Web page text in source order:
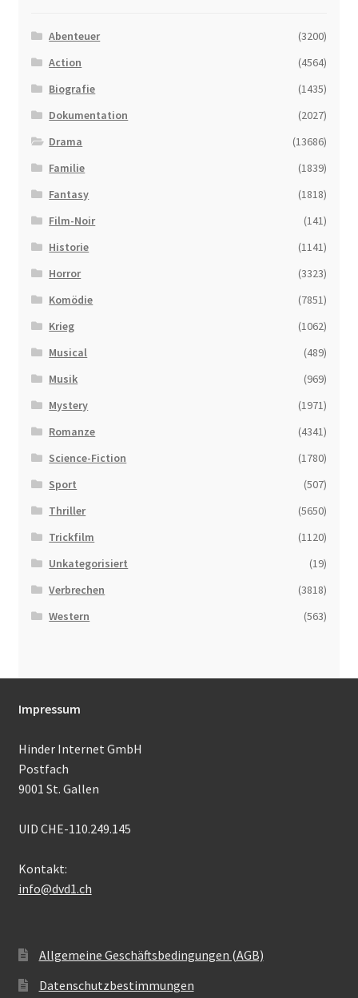
Abenteuer
(3200)
Action
(4564)
Biografie
(1435)
Dokumentation
(2027)
Drama
(13686)
Familie
(1839)
Fantasy
(1818)
Film-Noir
(141)
Historie
(1141)
Horror
(3323)
Komödie
(7851)
Krieg
(1062)
Musical
(489)
Musik
(969)
Mystery
(1971)
Romanze
(4341)
Science-Fiction
(1780)
Sport
(507)
Thriller
(5650)
Trickfilm
(1120)
Unkategorisiert
(19)
Verbrechen
(3818)
Western
(563)
Impressum
Hinder Internet GmbH
Postfach
9001 St. Gallen
UID CHE-110.249.145
Kontakt:
info@dvd1.ch
Allgemeine Geschäftsbedingungen (AGB)
Datenschutzbestimmungen